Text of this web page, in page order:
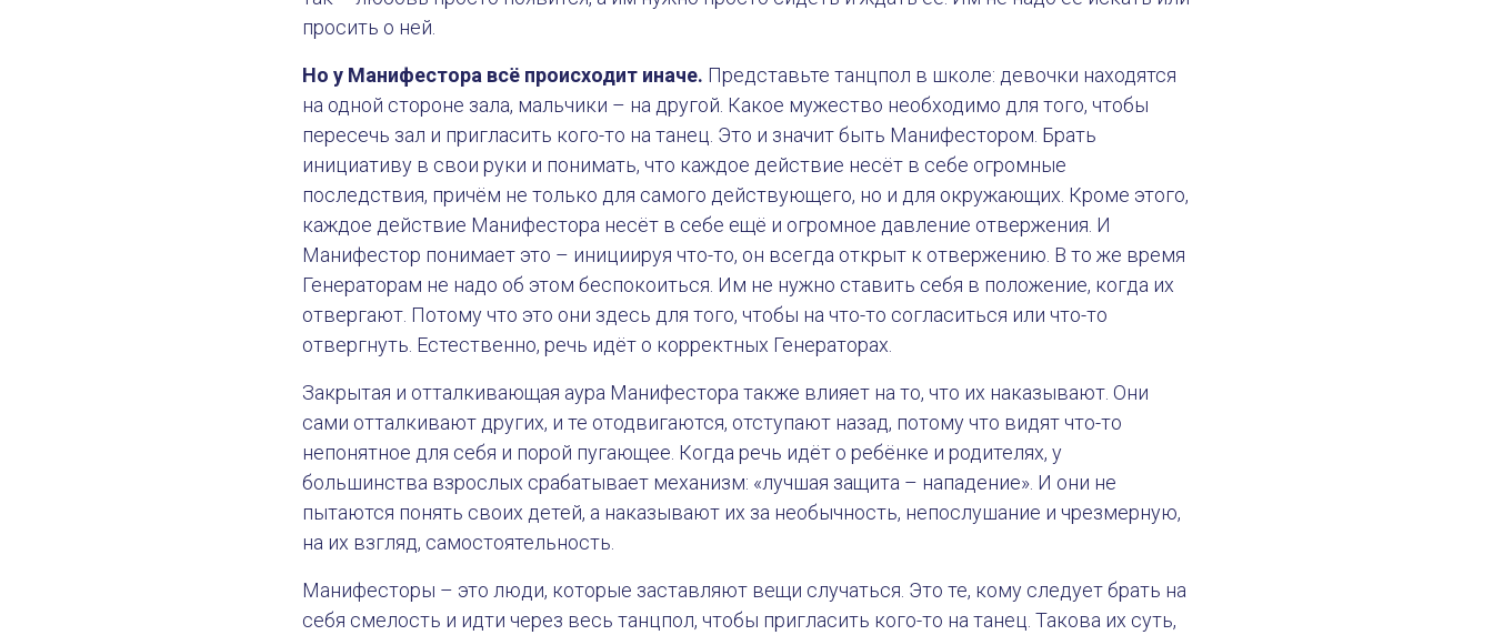
просить о ней.
Но у Манифестора всё происходит иначе. Представьте танцпол в школе: девочки находятся
на одной стороне зала, мальчики – на другой. Какое мужество необходимо для того, чтобы
пересечь зал и пригласить кого-то на танец. Это и значит быть Манифестором. Брать
инициативу в свои руки и понимать, что каждое действие несёт в себе огромные
последствия, причём не только для самого действующего, но и для окружающих. Кроме этого,
каждое действие Манифестора несёт в себе ещё и огромное давление отвержения. И
Манифестор понимает это – инициируя что-то, он всегда открыт к отвержению. В то же время
Генераторам не надо об этом беспокоиться. Им не нужно ставить себя в положение, когда их
отвергают. Потому что это они здесь для того, чтобы на что-то согласиться или что-то
отвергнуть. Естественно, речь идёт о корректных Генераторах.
Закрытая и отталкивающая аура Манифестора также влияет на то, что их наказывают. Они
сами отталкивают других, и те отодвигаются, отступают назад, потому что видят что-то
непонятное для себя и порой пугающее. Когда речь идёт о ребёнке и родителях, у
большинства взрослых срабатывает механизм: «лучшая защита – нападение». И они не
пытаются понять своих детей, а наказывают их за необычность, непослушание и чрезмерную,
на их взгляд, самостоятельность.
Манифесторы – это люди, которые заставляют вещи случаться. Это те, кому следует брать на
себя смелость и идти через весь танцпол, чтобы пригласить кого-то на танец. Такова их суть,